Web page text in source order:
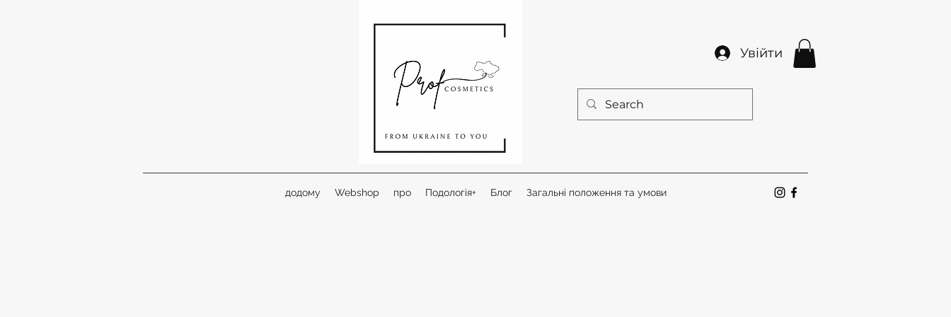
Увійти
додому Webshop про Подологія+ Блог Загальні положення та умови